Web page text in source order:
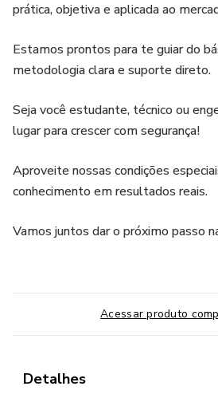
prática, objetiva e aplicada ao
Estamos prontos para te guiar do
metodologia clara e suporte direto.
Seja você estudante, técnico ou
lugar para crescer com segurança!
Aproveite nossas condições
conhecimento em resultados reais.
Vamos juntos dar o próximo passo
Acessar produto
Detalhes